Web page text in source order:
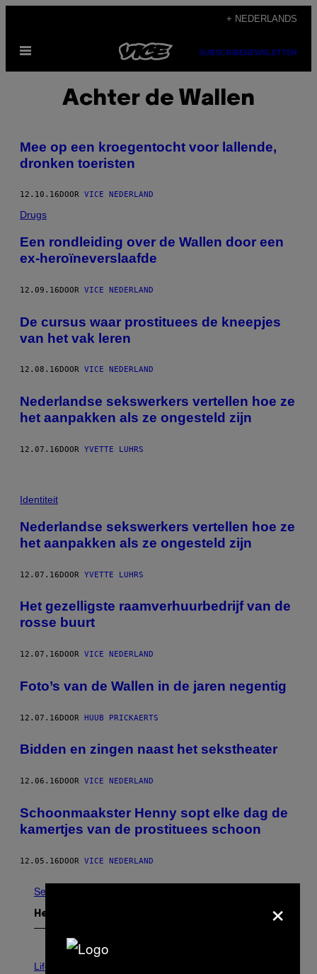
de
+ NEDERLANDS
Open
SUBSCRIBENEWSLETTER
Achter de Wallen
Mee op een kroegentocht voor lallende,
dronken toeristen
12.10.16 DOOR VICE NEDERLAND
Drugs
Een rondleiding over de Wallen door een
ex-heroïneverslaafde
12.09.16DOOR VICE NEDERLAND
De cursus waar prostituees de kneepjes
van het vak leren
12.08.16 DOOR VICE NEDERLAND
Nederlandse sekswerkers vertellen hoe ze
het aanpakken als ze ongesteld zijn
12.07.16DOOR YVETTE LUHRS
Identiteit
Nederlandse sekswerkers vertellen hoe ze
het aanpakken als ze ongesteld zijn
12.07.16DOOR YVETTE LUHRS
Het gezelligste raamverhuurbedrijf van de
rosse buurt
12.07.16 DOOR VICE NEDERLAND
Foto’s van de Wallen in de jaren negentig
12.07.16DOOR HUUB PRICKAERTS
Bidden en zingen naast het sekstheater
12.06.16 DOOR VICE NEDERLAND
Schoonmaakster Henny sopt elke dag de
kamertjes van de prostituees schoon
12.05.16DOOR VICE NEDERLAND
See All
Het Laatste
MLife
×